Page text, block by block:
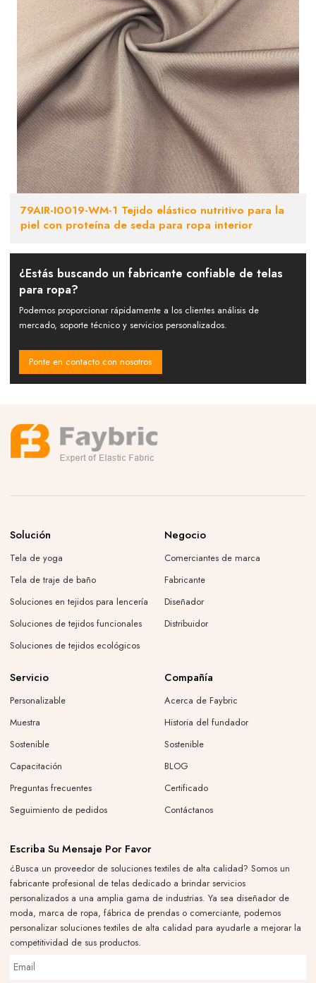
79AIR-I0019-WM-1 Tejido elástico nutritivo para la
piel con proteína de seda para ropa interior
¿Estás buscando un fabricante confiable de telas
para ropa?
Podemos proporcionar rápidamente a los clientes análisis de
mercado, soporte técnico y servicios personalizados.
Ponte en contacto con nosotros
Solución
Tela de yoga
Tela de traje de baño
Soluciones en tejidos para lencería
Soluciones de tejidos funcionales
Soluciones de tejidos ecológicos
Negocio
Comerciantes de marca
Fabricante
Diseñador
Distribuidor
Servicio
Personalizable
Muestra
Sostenible
Capacitación
Preguntas frecuentes
Seguimiento de pedidos
Compañía
Acerca de Faybric
Historia del fundador
Sostenible
BLOG
Certificado
Contáctanos
Escriba Su Mensaje Por Favor
¿Busca un proveedor de soluciones textiles de alta calidad? Somos un
fabricante profesional de telas dedicado a brindar servicios
personalizados a una amplia gama de industrias. Ya sea diseñador de
moda, marca de ropa, fábrica de prendas o comerciante, podemos
personalizar soluciones textiles de alta calidad para ayudarle a mejorar la
competitividad de sus productos.